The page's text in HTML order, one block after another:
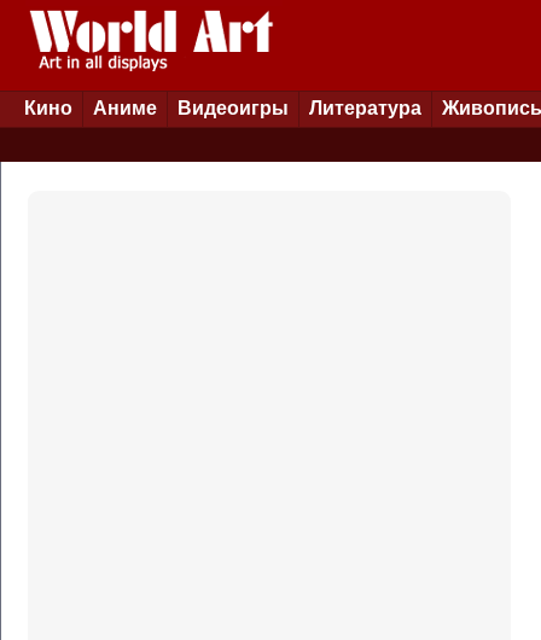
Кино Аниме Видеоигры Литература Живопись